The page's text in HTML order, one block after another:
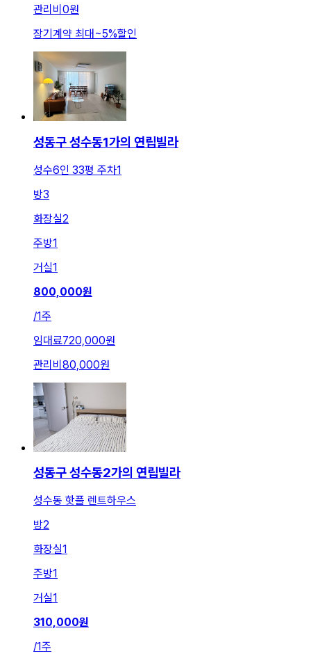
관리비 0원
장기계약 최대 ~5%할인
성동구 성수동1가의 연립빌라
성수6인 33평 주차1
방3
화장실2
주방1
거실1
800,000원
/1주
임대료720,000원
관리비 80,000원
성동구 성수동2가의 연립빌라
성수동 핫플 렌트하우스
방2
화장실1
주방1
거실1
310,000원
/1주